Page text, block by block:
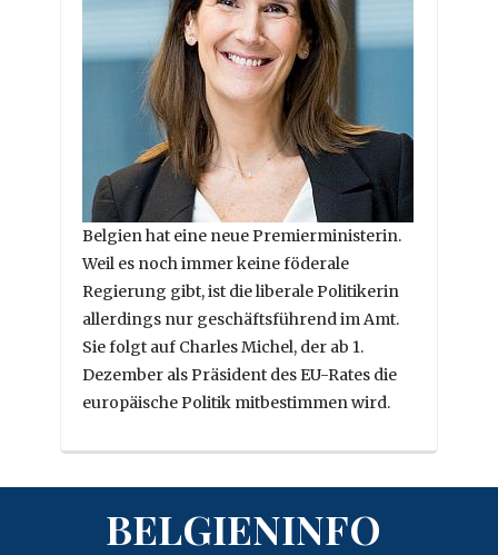
Belgien hat eine neue Premierministerin.
Weil es noch immer keine föderale
Regierung gibt, ist die liberale Politikerin
allerdings nur geschäftsführend im Amt.
Sie folgt auf Charles Michel, der ab 1.
Dezember als Präsident des EU-Rates die
europäische Politik mitbestimmen wird.
BELGIENINFO